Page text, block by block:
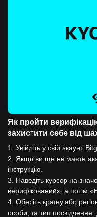
Як пройти
захистити себе від
1
Увійдіть у свій акаунт
2
Якщо ви ще не маєте
інструкцію.
3
Наведіть курсор на
верифікований», а потім
4 Оберіть країну або
особи, та тип посвідчення.